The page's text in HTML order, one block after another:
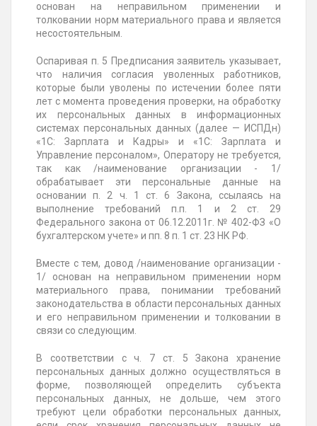
основан на неправильном применении и
толковании норм материального права и является
несостоятельным.
Оспаривая п. 5 Предписания заявитель указывает,
что наличия согласия уволенных работников,
которые были уволены по истечении более пяти
лет с момента проведения проверки, на обработку
их персональных данных в информационных
системах персональных данных (далее — ИСПДн)
«1С: Зарплата и Кадры» и «1С: Зарплата и
Управление персоналом», Оператору не требуется,
так как /наименование организации - 1/
обрабатывает эти персональные данные на
основании п. 2 ч. 1 ст. 6 Закона, ссылаясь на
выполнение требований п.п. 1 и 2 ст. 29
Федерального закона от 06.12.2011г. № 402-ФЗ «О
бухгалтерском учете» и пп. 8 п. 1 ст. 23 НК РФ.
Вместе с тем, довод /наименование организации -
1/ основан на неправильном применении норм
материального права, понимании требований
законодательства в области персональных данных
и его неправильном применении и толковании в
связи со следующим.
В соответствии с ч. 7 ст. 5 Закона хранение
персональных данных должно осуществляться в
форме, позволяющей определить субъекта
персональных данных, не дольше, чем этого
требуют цели обработки персональных данных,